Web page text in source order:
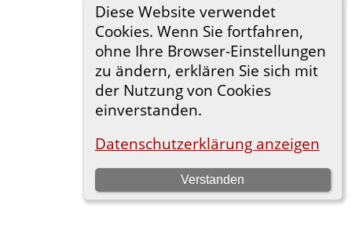
Diese Website verwendet
Cookies. Wenn Sie fortfahren,
ohne Ihre Browser-Einstellungen
zu ändern, erklären Sie sich mit
der Nutzung von Cookies
einverstanden.
Datenschutzerklärung anzeigen
Verstanden